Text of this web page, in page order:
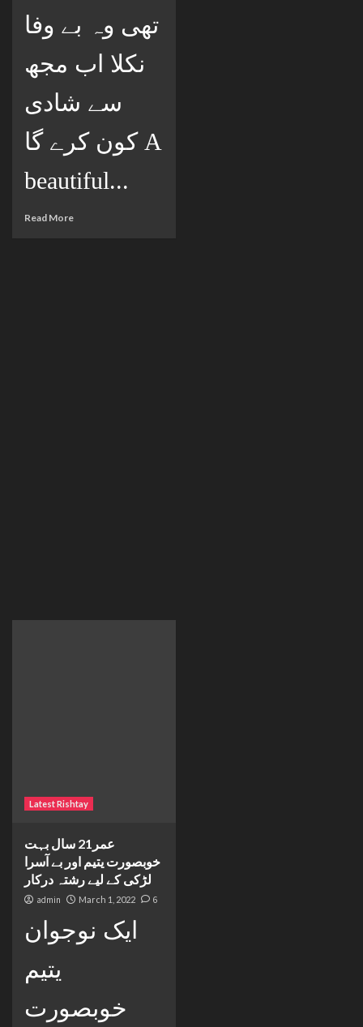
تھی وہ بے وفا
نکلا اب مجھ
سے شادی
کون کرے گا A
beautiful...
Read More
Latest Rishtay
عمر21 سال بہت
خوبصورت یتیم اور بے آسرا
لڑکی کے لیے رشتہ درکار
admin March 1, 2022 6
ایک نوجوان
یتیم
خوبصورت